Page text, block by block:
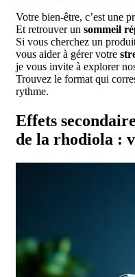
Votre bien-être, c’est une
Et retrouver un sommeil
Si vous cherchez un
vous aider à gérer votre
je vous invite à explorer
Trouvez le format qui
rythme.
Effets
de la rhodiola :